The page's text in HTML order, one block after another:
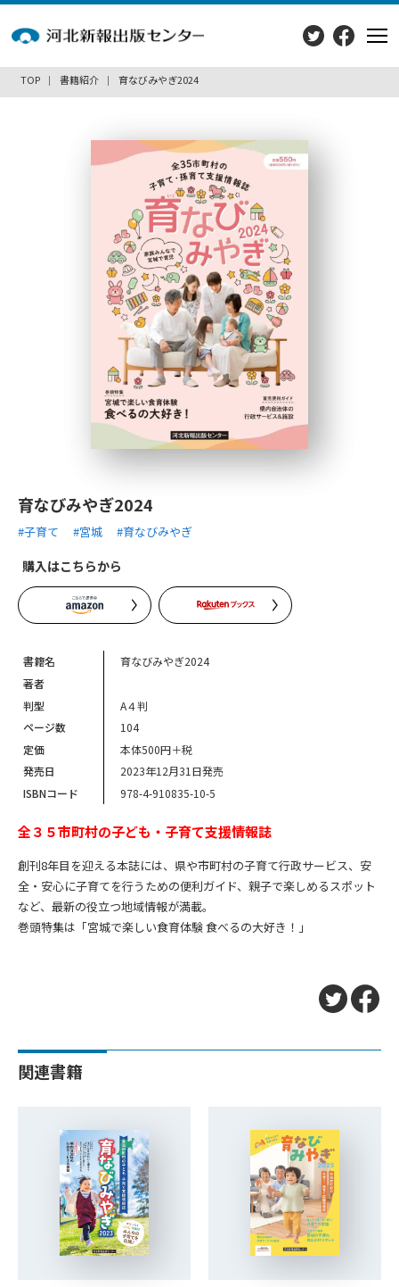
TOP 書籍紹介 育なびみやぎ2024
育なびみやぎ2024
#子育て #宮城 #育なびみやぎ
購入はこちらから
書籍名
育なびみやぎ2024
著者
判型
A４判
ページ数
104
定価
本体500円＋税
発売日
2023年12月31日発売
ISBNコード
978-4-910835-10-5
全３５市町村の子ども・子育て支援情報誌
創刊8年目を迎える本誌には、県や市町村の子育て行政サービス、安
全・安心に子育てを行うための便利ガイド、親子で楽しめるスポット
など、最新の役立つ地域情報が満載。
巻頭特集は「宮城で楽しい食育体験 食べるの大好き！」
関連書籍